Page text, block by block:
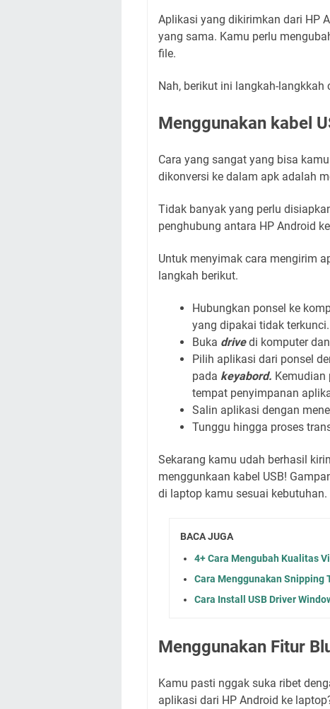
Aplikasi yang dikirimkan dari HP
yang sama. Kamu perlu
file.
Nah, berikut ini langkah-
Menggunakan kabel
Cara yang sangat yang bisa
dikonversi ke dalam apk adalah
Tidak banyak yang perlu
penghubung antara HP Android
Untuk menyimak cara mengirim
langkah berikut.
Hubungkan ponsel ke
yang dipakai tidak terkunci.
Buka drivedi komputer
Pilih aplikasi dari ponsel
pada keyabord. Kemudian
tempat penyimpanan
Salin aplikasi dengan
Tunggu hingga proses
Sekarang kamu udah berhasil
menggunkaan kabel USB!
di laptop kamu sesuai kebutuhan.
BACA JUGA
4+ Cara Mengubah Kualitas
Cara Menggunakan Snipping
Cara Install USB Driver
Menggunakan Fitur
Kamu pasti nggak suka ribet
aplikasi dari HP Android ke